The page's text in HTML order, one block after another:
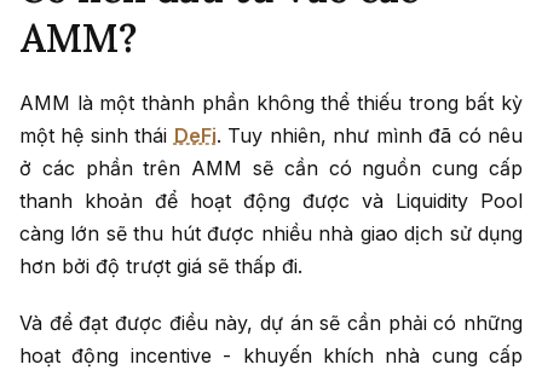
AMM?
AMM là một thành phần không thể thiếu trong bất kỳ
một hệ sinh thái DeFi. Tuy nhiên, như mình đã có nêu
ở các phần trên AMM sẽ cần có nguồn cung cấp
thanh khoản để hoạt động được và Liquidity Pool
càng lớn sẽ thu hút được nhiều nhà giao dịch sử dụng
hơn bởi độ trượt giá sẽ thấp đi.
Và để đạt được điều này, dự án sẽ cần phải có những
hoạt động incentive - khuyến khích nhà cung cấp